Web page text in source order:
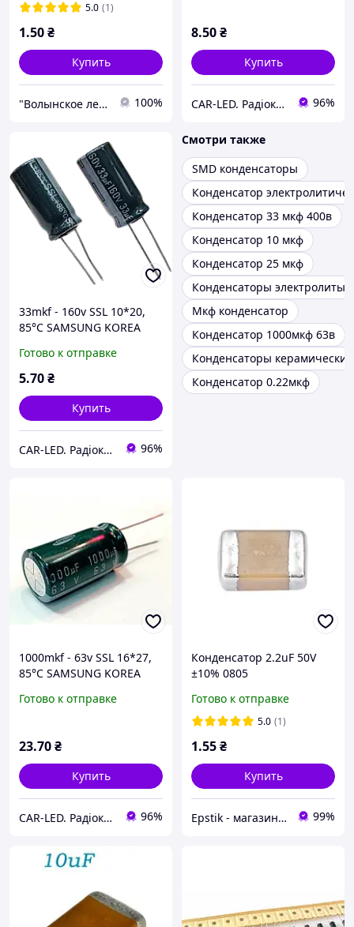
5.0 (1)
1.50₴
Купить
"Волынское лесоперерабатывающие предприятие" 100%
8.50₴
Купить
CAR-LED. Радіокомпоненти та LED освітлення. 96%
33mkf - 160v SSL 10*20,
85°C SAMSUNG KOREA
електролітичний
Готово к отправке
5.70₴
Купить
CAR-LED. Радіокомпоненти та LED освітлення. 96%
Смотри также
SMD конденсаторы
Конденсатор
Конденсатор 33 мкф 400в
Конденсатор 10 мкф
Конденсатор 25 мкф
Конденсаторы электролиты
Мкф конденсатор
Конденсатор 1000мкф 63в
Конденсаторы
Конденсатор 0.22мкф
1000mkf - 63v SSL 16*27,
85°C SAMSUNG KOREA
електролітичний
Готово к отправке
23.70₴
Купить
CAR-LED. Радіокомпоненти та LED освітлення. 96%
Конденсатор 2.2uF 50V
±10% 0805
Готово к отправке
5.0 (1)
1.55₴
Купить
Epstik - магазин радиокомпонентов 99%